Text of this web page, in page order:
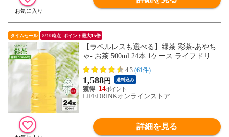
タイムセール 8/10時点_ポイント最大15倍
【ラベルレスも選べる】緑茶 彩茶-あやち
ゃ- お茶 500ml 24本 1ケース ライフドリン
クカンパニー LIFEDRINK 日本茶 国産 中
国産 まとめ買い
4.3 (61件)
1,588円 送料込み
14
LIFEDRINKオンラインストア
詳細を見る